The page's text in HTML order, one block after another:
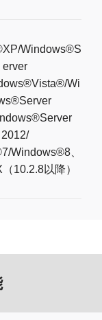
Windows®S
erver
Wi
2012/
Windows®8、
10.2.8以降）